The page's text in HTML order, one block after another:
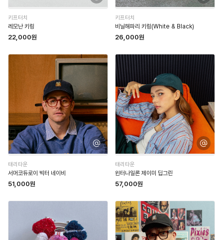
키프터치
레모난 키링
22,000원
키프터치
비닐해파리 키링(White & Black)
26,000원
태리타운
서머코듀로이 빅터 네이비
51,000원
태리타운
윈터나일론 제이미 딥그린
57,000원